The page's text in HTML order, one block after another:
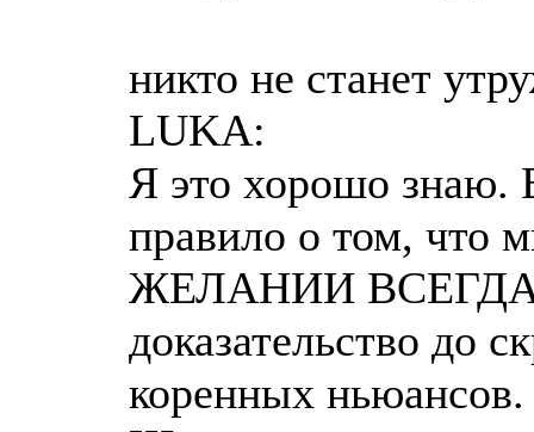
никто не станет
LUKA:
Я это хорошо знаю.
правило о том, что
ЖЕЛАНИИ ВСЕГДА
доказательство до
коренных ньюансов.